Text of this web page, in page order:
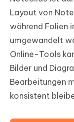
Layout von
während Folien
umgewandelt
Online-Tools
Bilder und
Bearbeitungen
konsistent